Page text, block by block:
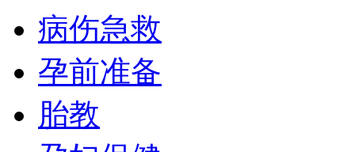
病伤急救
孕前准备
胎教